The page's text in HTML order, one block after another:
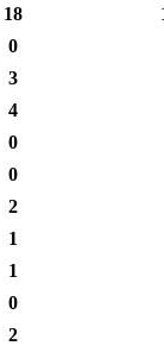
18
0
3
4
0
0
2
1
1
0
2